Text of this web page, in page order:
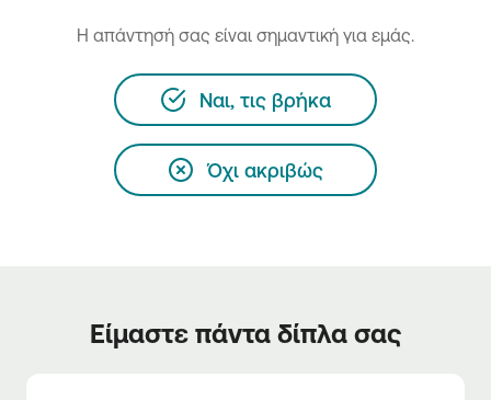
H απάντησή σας είναι σημαντική για εμάς.
Ναι, τις βρήκα
Όχι ακριβώς
Είμαστε πάντα δίπλα σας